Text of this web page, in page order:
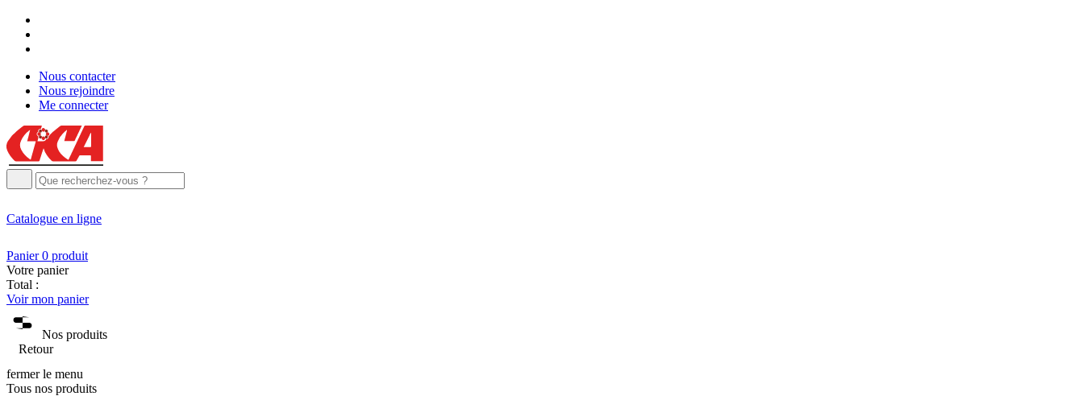
Nous contacter
Nous rejoindre
Me connecter
Catalogue en ligne
Panier 0 produit
Votre panier
Total :
Voir mon panier
Nos produits
Retour
fermer le menu
Tous nos produits